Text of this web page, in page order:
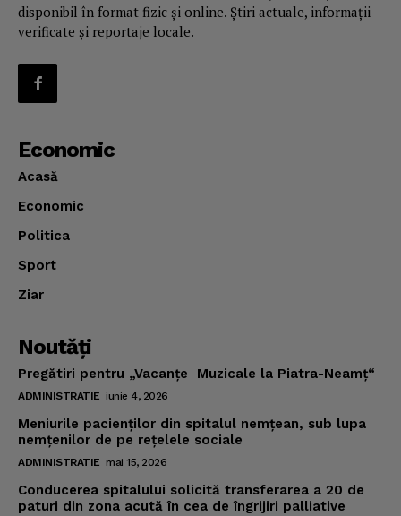
disponibil în format fizic și online. Știri actuale, informații
verificate și reportaje locale.
Economic
Acasă
Economic
Politica
Sport
Ziar
Noutăţi
Pregătiri pentru „Vacanţe Muzicale la Piatra-Neamţ“
ADMINISTRATIE iunie 4, 2026
Meniurile pacienţilor din spitalul nemţean, sub lupa
nemţenilor de pe reţelele sociale
ADMINISTRATIE mai 15, 2026
Conducerea spitalului solicită transferarea a 20 de
paturi din zona acută în cea de îngrijiri palliative